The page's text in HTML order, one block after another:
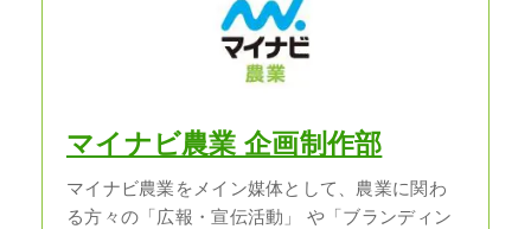
マイナビ農業 企画制作部
マイナビ農業をメイン媒体として、農業に関わ
る方々の「広報・宣伝活動」 や「ブランディン